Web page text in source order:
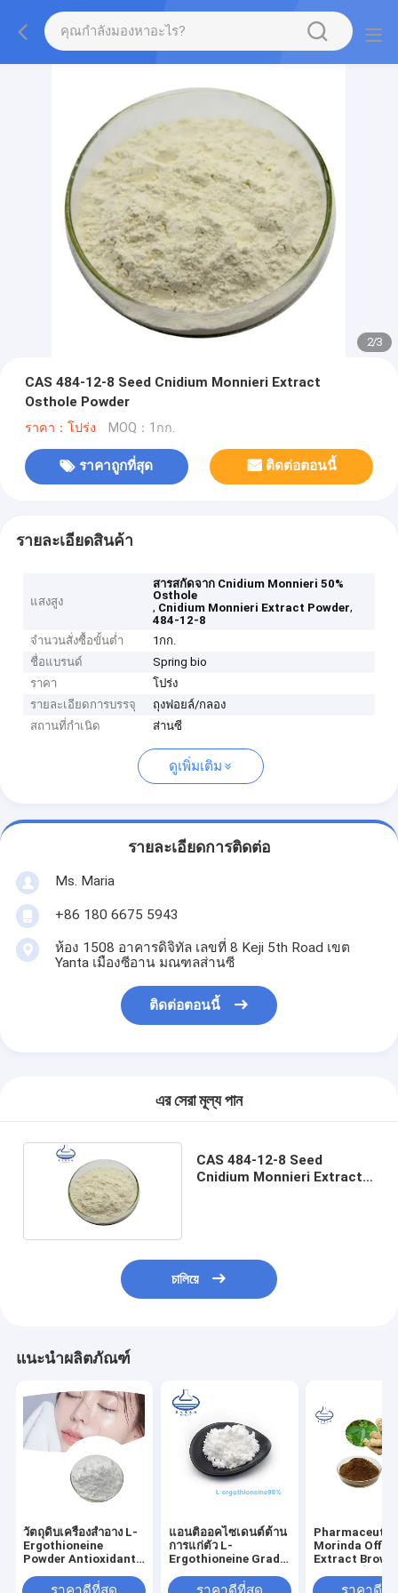
2/3
CAS 484-12-8 Seed Cnidium Monnieri Extract
Osthole Powder
ราคา：โปร่ง MOQ：1กก.
ราคาถูกที่สุด ติดต่อตอนนี้
รายละเอียดสินค้า
แสงสูง
สารสกัดจาก Cnidium Monnieri 50%
Osthole
, Cnidium Monnieri Extract Powder,
484-12-8
จำนวนสั่งซื้อขั้นต่ำ
1กก.
ชื่อแบรนด์
Spring bio
ราคา
โปร่ง
รายละเอียดการบรรจุ
ถุงฟอยล์/กลอง
สถานที่กำเนิด
ส่านซี
ดูเพิ่มเติม
รายละเอียดการติดต่อ
Ms. Maria
+86 180 6675 5943
ห้อง 1508 อาคารดิจิทัล เลขที่ 8 Keji 5th Road เขต
Yanta เมืองซีอาน มณฑลส่านซี
ติดต่อตอนนี้
এর সেরা মূল্য পান
CAS 484-12-8 Seed
Cnidium Monnieri Extract
চালিয়ে
แนะนำผลิตภัณฑ์
วัตถุดิบเครื่องสำอาง L-
Ergothioneine
Powder Antioxidants
แอนติออคไซเดนต์ต้าน
การแก่ตัว L-
Ergothioneine Grade
30-3
Morinda
Extract Brown
หนัก